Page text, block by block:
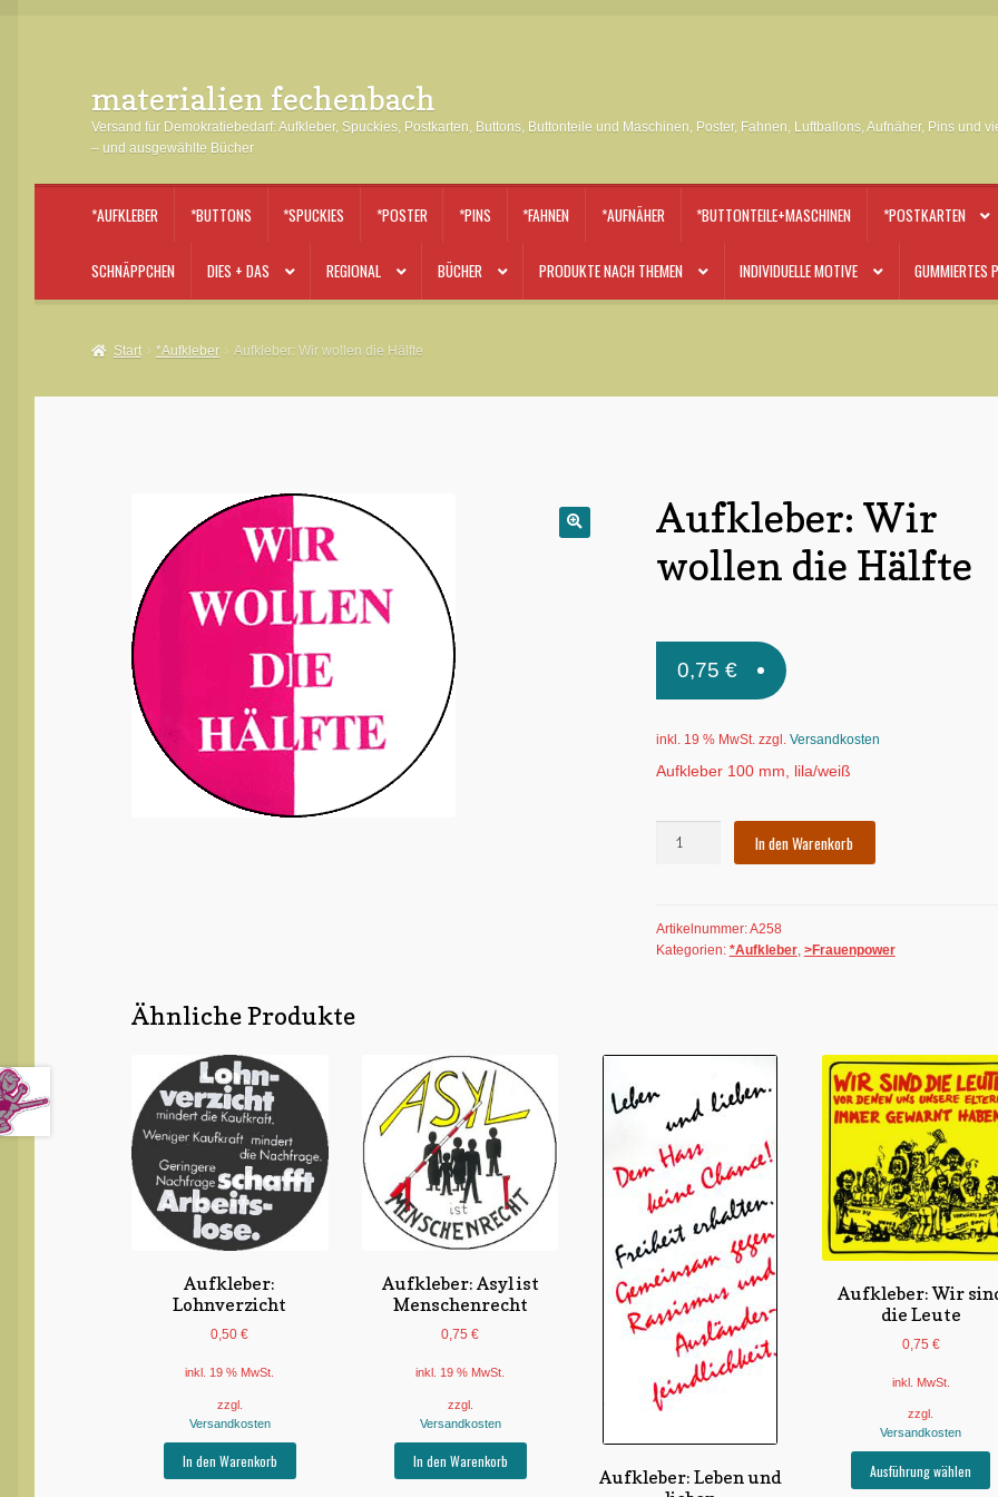
Navigation
springen
Inhalt
springen
materialien fechenbach
Versand für Demokratiebedarf: Aufkleber, Spuckies, Postkarten, Buttons, Buttonteile und Maschinen, Poster, Fahnen, Luftballons, Aufnäher, Pins und
– und ausgewählte Bücher
*AUFKLEBER *BUTTONS *SPUCKIES *POSTER *PINS *FAHNEN *AUFNÄHER *BUTTONTEILE+MASCHINEN *POSTKARTEN
SCHNÄPPCHEN DIES + DAS REGIONAL BÜCHER PRODUKTE NACH THEMEN INDIVIDUELLE MOTIVE GUMMIERTES
Start *Aufkleber Aufkleber: Wir wollen die Hälfte
Aufkleber: Wir
wollen die Hälfte
0,75€
inkl. 19 % MwSt. zzgl. Versandkosten
Aufkleber 100 mm, lila/weiß
Hälfte
Menge
In den Warenkorb
Artikelnummer:A258
Kategorien: *Aufkleber, >Frauenpower
Ähnliche Produkte
Aufkleber:
Lohnverzicht
0,50€
inkl. 19 % MwSt.
zzgl.
Versandkosten
In den Warenkorb
Aufkleber: Asyl ist
Menschenrecht
0,75€
inkl. 19 % MwSt.
zzgl.
Versandkosten
In den Warenkorb
Aufkleber: Leben und
Aufkleber: Wir
die Leute
0,75 €
inkl. MwSt.
zzgl.
Versandkosten
Ausführung wählen